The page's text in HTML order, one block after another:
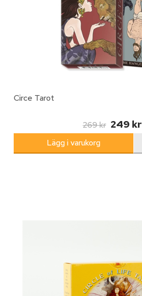
Circe Tarot
269 kr 249 kr